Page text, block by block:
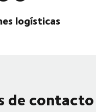
logísticas
de contacto